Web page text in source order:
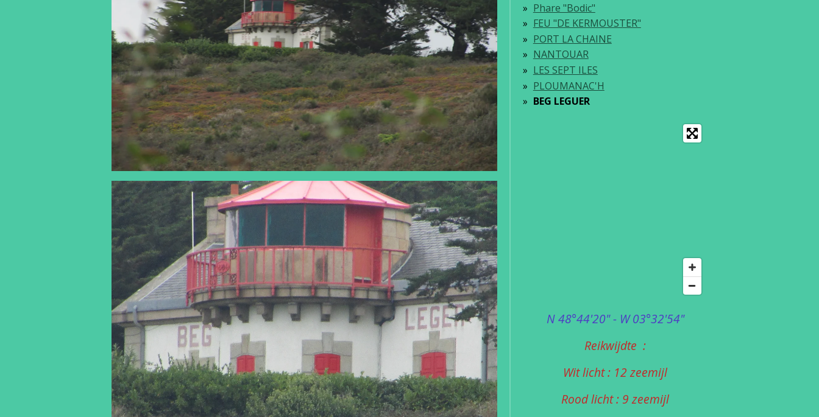
Phare "Bodic"
FEU "DE KERMOUSTER"
PORT LA CHAINE
NANTOUAR
LES SEPT ILES
PLOUMANAC'H
BEG LEGUER
N 48°44'20" - W 03°32'54"
Reikwijdte :
Wit licht : 12 zeemijl
Rood licht : 9 zeemijl